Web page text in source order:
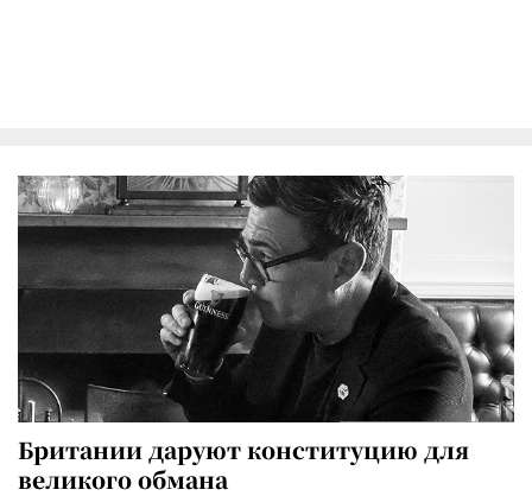
Британии даруют конституцию для
великого обмана